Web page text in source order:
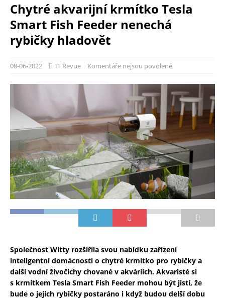
Chytré akvarijní krmítko Tesla
Smart Fish Feeder nenechá
rybičky hladovět
08-06-2022 IT Revue Komentáře nejsou povolené
Společnost Witty rozšířila svou nabídku zařízení
inteligentní domácnosti o chytré krmítko pro rybičky a
další vodní živočichy chované v akváriích. Akvaristé si
s krmítkem Tesla Smart Fish Feeder mohou být jistí, že
bude o jejich rybičky postaráno i když budou delší dobu